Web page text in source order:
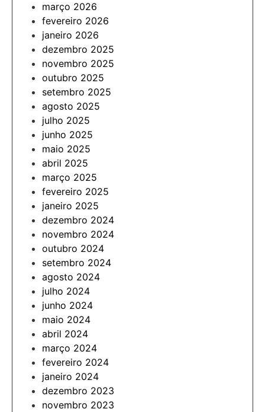
março 2026
fevereiro 2026
janeiro 2026
dezembro 2025
novembro 2025
outubro 2025
setembro 2025
agosto 2025
julho 2025
junho 2025
maio 2025
abril 2025
março 2025
fevereiro 2025
janeiro 2025
dezembro 2024
novembro 2024
outubro 2024
setembro 2024
agosto 2024
julho 2024
junho 2024
maio 2024
abril 2024
março 2024
fevereiro 2024
janeiro 2024
dezembro 2023
novembro 2023